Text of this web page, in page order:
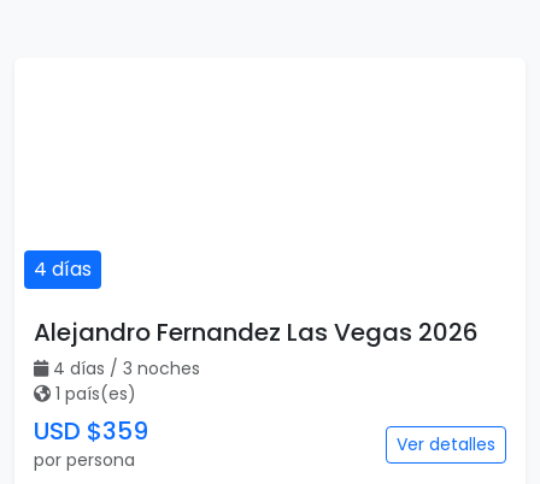
4 días
Alejandro Fernandez Las Vegas 2026
4 días / 3 noches
1 país(es)
USD $359
por persona
Ver detalles